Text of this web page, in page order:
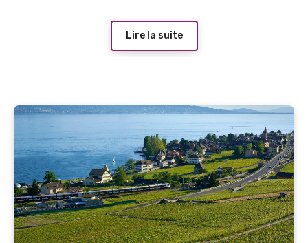
Lire la suite